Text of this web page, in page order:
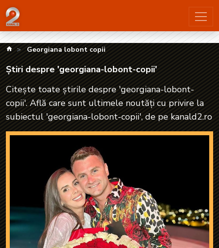
Știri despre 'georgiana-lobont-copii'| kanald2.ro
kanald.ro
Georgiana lobont copii
Știri despre 'georgiana-lobont-copii'
Citește toate știrile despre 'georgiana-lobont-
copii'. Află care sunt ultimele noutăți cu privire la
subiectul 'georgiana-lobont-copii', de pe kanald2.ro